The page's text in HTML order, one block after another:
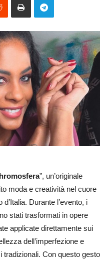
”, un’originale
moda e creatività nel cuore
Durante l’evento, i
stati trasformati in opere
applicate direttamente sui
dell’imperfezione e
tradizionali. Con questo gesto